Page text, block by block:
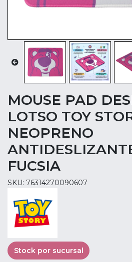
MOUSE PAD
LOTSO TOY
NEOPRENO
FUCSIA
SKU: 76314270090607
Stock por sucursal